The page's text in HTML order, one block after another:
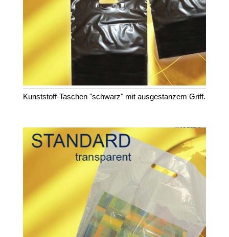
Kunststoff-Taschen "schwarz" mit ausgestanzem Griff.